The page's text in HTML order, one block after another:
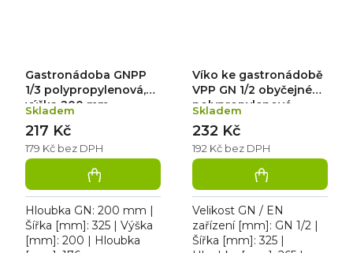
Gastronádoba GNPP
1/3 polypropylenová,
výška 200 mm
Skladem
179 Kč bez DPH
217 Kč
Hloubka GN: 200 mm |
Šířka [mm]: 325 | Výška
[mm]: 200 | Hloubka
Víko ke gastronádobě
VPP GN 1/2 obyčejné
polypropylenové
Skladem
192 Kč bez DPH
232 Kč
Velikost GN / EN
zařízení [mm]: GN 1/2 |
Šířka [mm]: 325 |